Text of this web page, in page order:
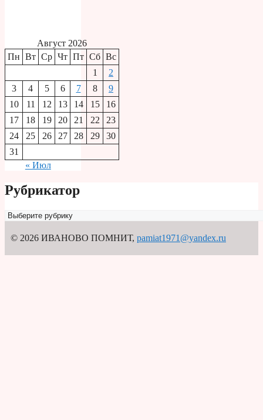
Август 2026
Пн Вт Ср Чт Пт Сб Вс
1
2
3
4 5 6 7 8
9
10
11 12 13 14 15
16
17
18 19 20 21 22
23
24
25 26 27 28 29
30
31
« Июл
Рубрикатор
Рубрикатор
© 2026 ИВАНОВО ПОМНИТ, pamiat1971@yandex.ru